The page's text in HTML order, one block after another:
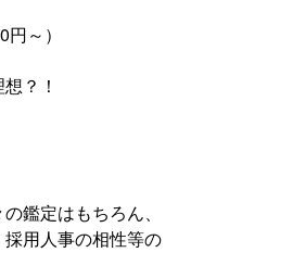
～）
？！
鑑定はもちろん、
用人事の相性等の